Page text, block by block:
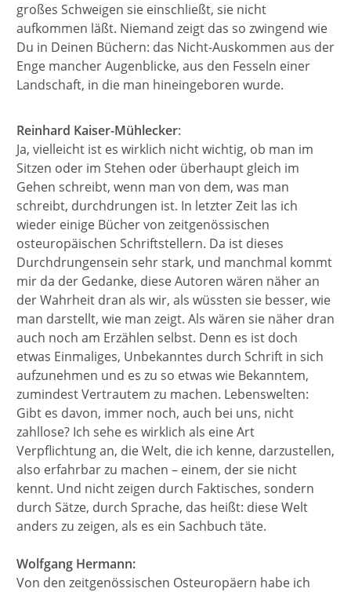
großes Schweigen sie einschließt, sie nicht
aufkommen läßt. Niemand zeigt das so zwingend wie
Du in Deinen Büchern: das Nicht-Auskommen aus der
Enge mancher Augenblicke, aus den Fesseln einer
Landschaft, in die man hineingeboren wurde.
Reinhard Kaiser-Mühlecker:
Ja, vielleicht ist es wirklich nicht wichtig, ob man im
Sitzen oder im Stehen oder überhaupt gleich im
Gehen schreibt, wenn man von dem, was man
schreibt, durchdrungen ist. In letzter Zeit las ich
wieder einige Bücher von zeitgenössischen
osteuropäischen Schriftstellern. Da ist dieses
Durchdrungensein sehr stark, und manchmal kommt
mir da der Gedanke, diese Autoren wären näher an
der Wahrheit dran als wir, als wüssten sie besser, wie
man darstellt, wie man zeigt. Als wären sie näher dran
auch noch am Erzählen selbst. Denn es ist doch
etwas Einmaliges, Unbekanntes durch Schrift in sich
aufzunehmen und es zu so etwas wie Bekanntem,
zumindest Vertrautem zu machen. Lebenswelten:
Gibt es davon, immer noch, auch bei uns, nicht
zahllose? Ich sehe es wirklich als eine Art
Verpflichtung an, die Welt, die ich kenne, darzustellen,
also erfahrbar zu machen – einem, der sie nicht
kennt. Und nicht zeigen durch Faktisches, sondern
durch Sätze, durch Sprache, das heißt: diese Welt
anders zu zeigen, als es ein Sachbuch täte.
Wolfgang Hermann:
Von den zeitgenössischen Osteuropäern habe ich